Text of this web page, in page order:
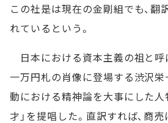
この社是は現在の金剛組でも、翻
れているという。
日本における資本主義の祖と呼
一万円札の肖像に登場する渋沢栄
動における精神論を大事にした人
才」を提唱した。直訳すれば、商